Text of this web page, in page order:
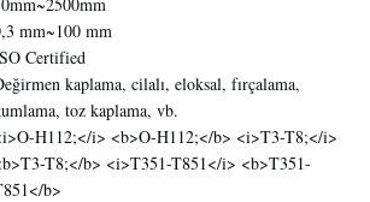
mm~100 mm
Certified
kaplama, cilalı, eloksal, fırçalama,
toz kaplama, vb.
H112;</i> <b>O-H112;</b> <i>T3-T8;</i>
T8;</b> <i>T351-T851</i> <b>T351-
b>